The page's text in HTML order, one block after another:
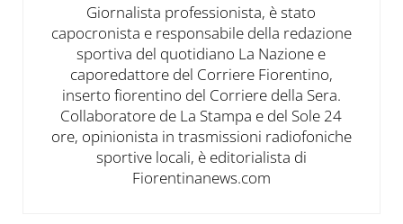
Giornalista professionista, è stato
capocronista e responsabile della redazione
sportiva del quotidiano La Nazione e
caporedattore del Corriere Fiorentino,
inserto fiorentino del Corriere della Sera.
Collaboratore de La Stampa e del Sole 24
ore, opinionista in trasmissioni radiofoniche
sportive locali, è editorialista di
Fiorentinanews.com